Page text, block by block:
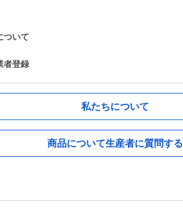
ついて
者登録
私たちについて
商品について生産者に質問する